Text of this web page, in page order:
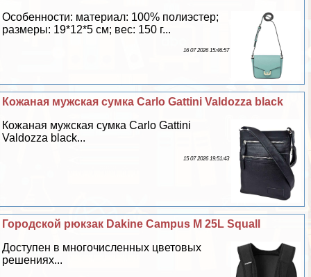
Особенности: материал: 100% полиэстер;
размеры: 19*12*5 см; вес: 150 г...
16 07 2026 15:46:57
Кожаная мужская сумка Carlo Gattini Valdozza black
Кожаная мужская сумка Carlo Gattini
Valdozza black...
15 07 2026 19:51:43
Городской рюкзак Dakine Campus M 25L Squall
Доступен в многочисленных цветовых
решениях...